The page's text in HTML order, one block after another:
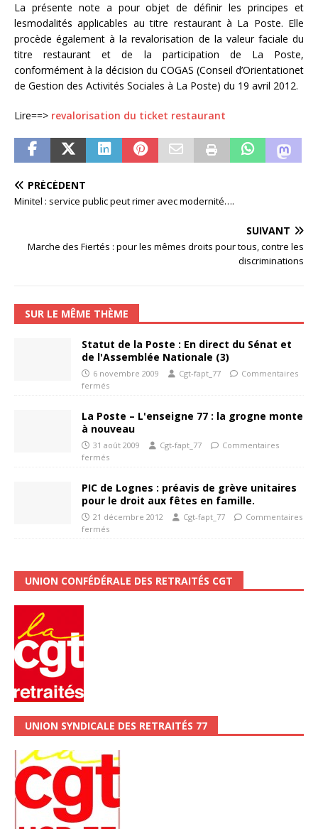
La présente note a pour objet de définir les principes et
lesmodalités applicables au titre restaurant à La Poste. Elle
procède également à la revalorisation de la valeur faciale du
titre restaurant et de la participation de La Poste,
conformément à la décision du COGAS (Conseil d’Orientationet
de Gestion des Activités Sociales à La Poste) du 19 avril 2012.
Lire==> revalorisation du ticket restaurant
PRÉCÉDENT
Minitel : service public peut rimer avec modernité….
SUIVANT
Marche des Fiertés : pour les mêmes droits pour tous, contre les
discriminations
SUR LE MÊME THÈME
Statut de la Poste : En direct du Sénat et
de l'Assemblée Nationale (3)
6 novembre 2009 Cgt-fapt_77
Commentaires
fermés
La Poste – L'enseigne 77 : la grogne monte
à nouveau
31 août 2009 Cgt-fapt_77
Commentaires
fermés
PIC de Lognes : préavis de grève unitaires
pour le droit aux fêtes en famille.
21 décembre 2012 Cgt-fapt_77
Commentaires
fermés
UNION CONFÉDÉRALE DES RETRAITÉS CGT
UNION SYNDICALE DES RETRAITÉS 77